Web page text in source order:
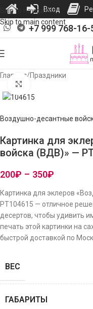
Skip to navigation
Skip to main content
+7 999 768-16-
Главная/Праздники
Воздушно-десантные
Картинка для
войска (ВДВ)» —
200₽ – 350₽
Картинка для эклеров
PT104615 — отличное
десертов, чтобы удивить
печать этой картинки на
быстрой доставкой по
ВЕС
ГАБАРИТЫ
Вход